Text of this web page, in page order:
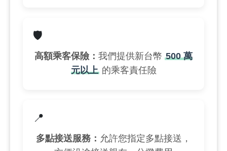
🛡️
高額乘客保險： 我們提供新台幣 500 萬
元以上的乘客責任險
📍
多點接送服務： 允許您指定多點接送，